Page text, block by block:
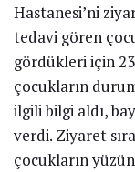
Hastanesi’ni
tedavi gören
gördükleri için
çocukların
ilgili bilgi aldı,
verdi. Ziyaret
çocukların